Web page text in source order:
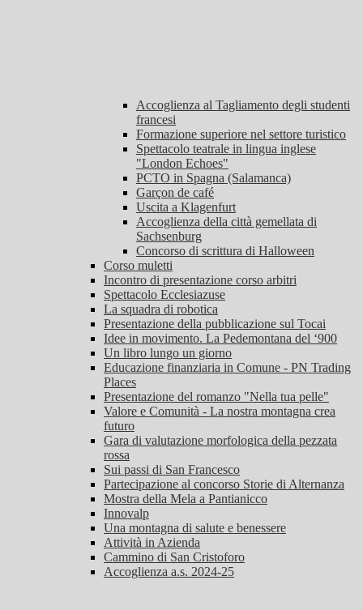
Accoglienza al Tagliamento degli studenti
francesi
Formazione superiore nel settore turistico
Spettacolo teatrale in lingua inglese
"London Echoes"
PCTO in Spagna (Salamanca)
Garçon de café
Uscita a Klagenfurt
Accoglienza della città gemellata di
Sachsenburg
Concorso di scrittura di Halloween
Corso muletti
Incontro di presentazione corso arbitri
Spettacolo Ecclesiazuse
La squadra di robotica
Presentazione della pubblicazione sul Tocai
Idee in movimento. La Pedemontana del ‘900
Un libro lungo un giorno
Educazione finanziaria in Comune - PN Trading
Places
Presentazione del romanzo "Nella tua pelle"
Valore e Comunità - La nostra montagna crea
futuro
Gara di valutazione morfologica della pezzata
rossa
Sui passi di San Francesco
Partecipazione al concorso Storie di Alternanza
Mostra della Mela a Pantianicco
Innovalp
Una montagna di salute e benessere
Attività in Azienda
Cammino di San Cristoforo
Accoglienza a.s. 2024-25